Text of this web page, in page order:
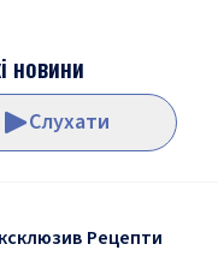
новини
Слухати
Рецепти